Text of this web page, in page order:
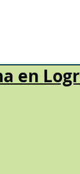
en